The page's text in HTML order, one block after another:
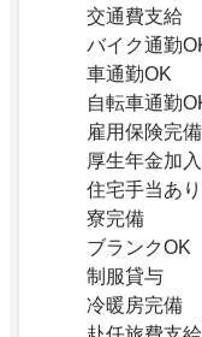
交通費支給
バイク通勤
車通勤OK
自転車通勤
雇用保険完備
厚生年金加入
住宅手当あり
寮完備
ブランクOK
制服貸与
冷暖房完備